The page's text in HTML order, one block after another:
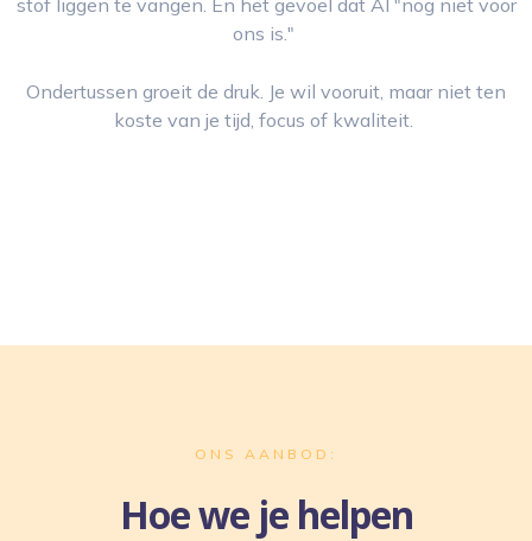
ons is."
Ondertussen groeit de druk. Je wil vooruit, maar niet ten
koste van je tijd, focus of kwaliteit.
ONS AANBOD:
Hoe we je helpen